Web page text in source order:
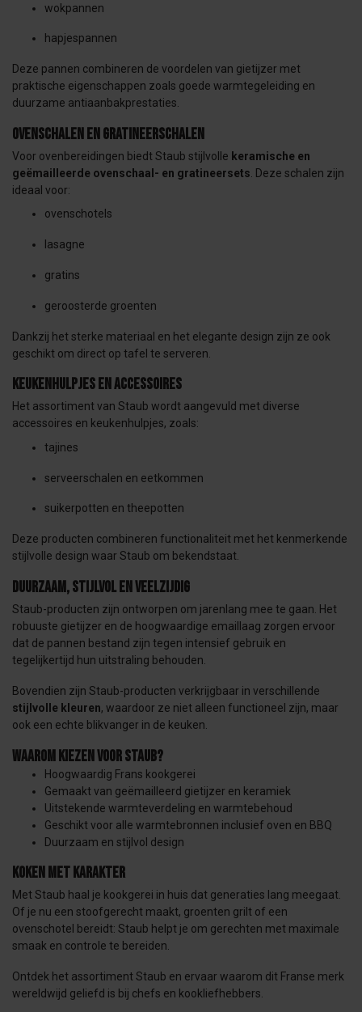
wokpannen
hapjespannen
Deze pannen combineren de voordelen van gietijzer met
praktische eigenschappen zoals goede warmtegeleiding en
duurzame antiaanbakprestaties.
Ovenschalen en gratineerschalen
Voor ovenbereidingen biedt Staub stijlvolle keramische en
geëmailleerde ovenschaal- en gratineersets . Deze schalen zijn
ideaal voor:
ovenschotels
lasagne
gratins
geroosterde groenten
Dankzij het sterke materiaal en het elegante design zijn ze ook
geschikt om direct op tafel te serveren.
Keukenhulpjes en accessoires
Het assortiment van Staub wordt aangevuld met diverse
accessoires en keukenhulpjes, zoals:
tajines
serveerschalen en eetkommen
suikerpotten en theepotten
Deze producten combineren functionaliteit met het kenmerkende
stijlvolle design waar Staub om bekendstaat.
Duurzaam, stijlvol en veelzijdig
Staub-producten zijn ontworpen om jarenlang mee te gaan. Het
robuuste gietijzer en de hoogwaardige emaillaag zorgen ervoor
dat de pannen bestand zijn tegen intensief gebruik en
tegelijkertijd hun uitstraling behouden.
Bovendien zijn Staub-producten verkrijgbaar in verschillende
stijlvolle kleuren, waardoor ze niet alleen functioneel zijn, maar
ook een echte blikvanger in de keuken.
Waarom kiezen voor Staub?
Hoogwaardig Frans kookgerei
Gemaakt van geëmailleerd gietijzer en keramiek
Uitstekende warmteverdeling en warmtebehoud
Geschikt voor alle warmtebronnen inclusief oven en BBQ
Duurzaam en stijlvol design
Koken met karakter
Met Staub haal je kookgerei in huis dat generaties lang meegaat.
Of je nu een stoofgerecht maakt, groenten grilt of een
ovenschotel bereidt: Staub helpt je om gerechten met maximale
smaak en controle te bereiden.
Ontdek het assortiment Staub en ervaar waarom dit Franse merk
wereldwijd geliefd is bij chefs en kookliefhebbers.